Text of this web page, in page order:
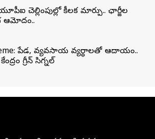
చెల్లింపుల్లో కీలక మార్పు.. ఛార్జీల
ఆమోదం..
పేడ, వ్యవసాయ వ్యర్థాలతో ఆదాయం..
గ్రీన్ సిగ్నల్